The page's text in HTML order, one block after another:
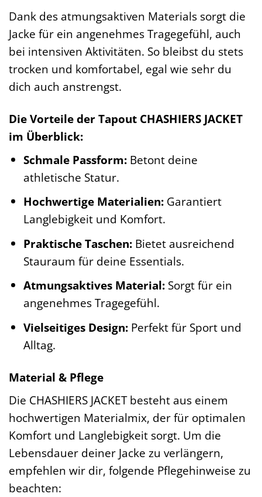
Dank des atmungsaktiven Materials sorgt die
Jacke für ein angenehmes Tragegefühl, auch
bei intensiven Aktivitäten. So bleibst du stets
trocken und komfortabel, egal wie sehr du
dich auch anstrengst.
Die Vorteile der Tapout CHASHIERS JACKET
im Überblick:
Schmale Passform:Betont deine
athletische Statur.
Hochwertige Materialien:Garantiert
Langlebigkeit und Komfort.
Praktische Taschen:Bietet ausreichend
Stauraum für deine Essentials.
Atmungsaktives Material:Sorgt für ein
angenehmes Tragegefühl.
Vielseitiges Design:Perfekt für Sport und
Alltag.
Material & Pflege
Die CHASHIERS JACKET besteht aus einem
hochwertigen Materialmix, der für optimalen
Komfort und Langlebigkeit sorgt. Um die
Lebensdauer deiner Jacke zu verlängern,
empfehlen wir dir, folgende Pflegehinweise zu
beachten: